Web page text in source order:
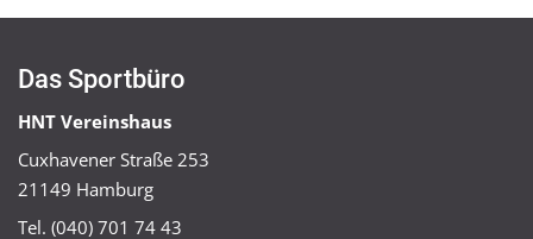
Das Sportbüro
HNT Vereinshaus
Cuxhavener Straße 253
21149 Hamburg
Tel. (040) 701 74 43